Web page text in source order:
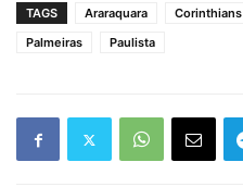
TAGS Araraquara Corinthians
Palmeiras
Paulista